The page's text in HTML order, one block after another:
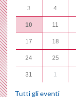
3 4
10 11
17 18
24 25
31 1
Tutti gli eventi